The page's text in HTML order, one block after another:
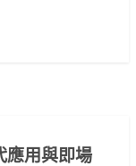
應用與即場